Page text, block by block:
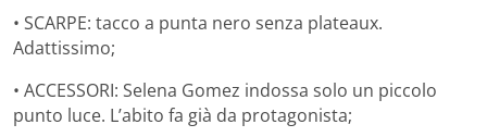
• SCARPE: tacco a punta nero senza plateaux.
Adattissimo;
• ACCESSORI: Selena Gomez indossa solo un piccolo
punto luce. L’abito fa già da protagonista;